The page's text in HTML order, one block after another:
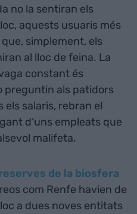
no la sentiran els
aquests usuaris més
simplement, els
al lloc de feina. La
constant és
preguntin als patidors
els salaris, rebran el
d’uns empleats que
malifeta.
de la biosfera
com Renfe havien de
a dues noves entitats